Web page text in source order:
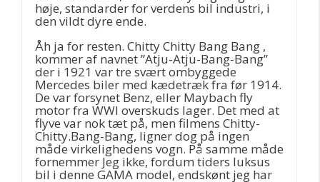
høje, standarder for verdens bil industri, i
den vildt dyre ende.
Åh ja for resten. Chitty Chitty Bang Bang ,
kommer af navnet ”Atju-Atju-Bang-Bang”
der i 1921 var tre svært ombyggede
Mercedes biler med kædetræk fra før 1914.
De var forsynet Benz, eller Maybach fly
motor fra WWI overskuds lager. Det med at
flyve var nok tæt på, men filmens Chitty-
Chitty.Bang-Bang, ligner dog på ingen
måde virkelighedens vogn. På samme måde
fornemmer Jeg ikke, fordum tiders luksus
bil i denne GAMA model, endskønt jeg har